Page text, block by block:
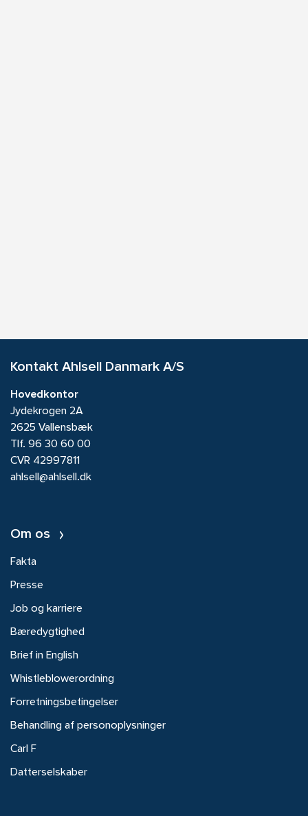
Kontakt Ahlsell Danmark A/S
Hovedkontor
Jydekrogen 2A
2625 Vallensbæk
Tlf. 96 30 60 00
CVR 42997811
ahlsell@ahlsell.dk
Om os
Fakta
Presse
Job og karriere
Bæredygtighed
Brief in English
Whistleblowerordning
Forretningsbetingelser
Behandling af personoplysninger
Carl F
Datterselskaber